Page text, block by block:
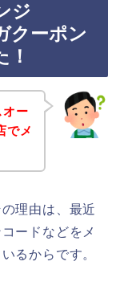
ジ
クーポン
ー
でメ
理由は、最近
ードなどをメ
るからです。